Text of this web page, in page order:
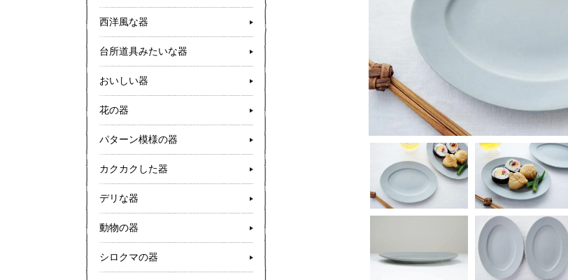
西洋風な器
台所道具みたいな器
おいしい器
花の器
パターン模様の器
カクカクした器
デリな器
動物の器
シロクマの器